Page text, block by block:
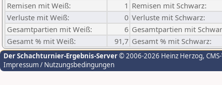
Remisen mit Weiß:
1 Remisen mit Schwarz:
Verluste mit Weiß:
0 Verluste mit Schwarz:
Gesamtpartien mit Weiß:
6 Gesamtpartien mit
Gesamt % mit Weiß:
91,7 Gesamt % mit Schwarz:
Der Schachturnier-Ergebnis-Server© 2006-2026 Heinz Herzog,
Impressum / Nutzungsbedingungen